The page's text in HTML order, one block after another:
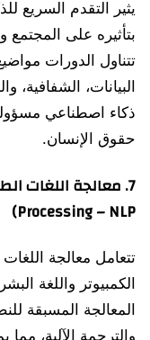
يثير التقدم السريع
بتأثيره على
تتناول الدورات
البيانات،
ذكاء اصطناعي
حقوق الإنسان.
7.
Processing – NLP)
تتعامل معالجة
الكمبيوتر واللغة
المعالجة المسبقة
والترجمة الآلية،